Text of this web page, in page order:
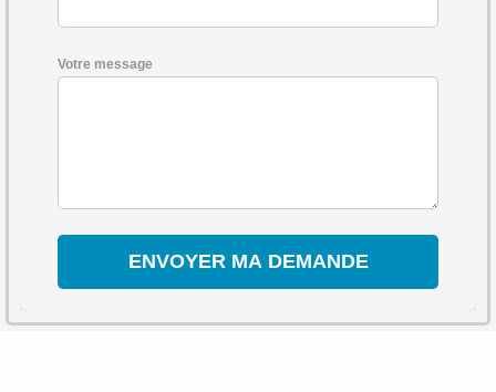
Votre message